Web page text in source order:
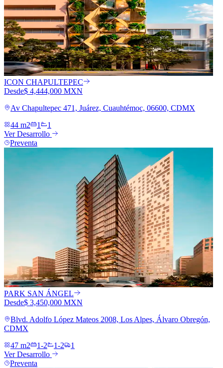
ICON CHAPULTEPEC
Desde$ 4,444,000 MXN
Av Chapultepec 471, Juárez, Cuauhtémoc, 06600, CDMX
44 m2
1
1
Ver Desarrollo
Preventa
PARK SAN ÁNGEL
Desde$ 3,450,000 MXN
Blvd. Adolfo López Mateos 2008, Los Alpes, Álvaro Obregón,
CDMX
47 m2
1-2 1-2
1
Ver Desarrollo
Preventa